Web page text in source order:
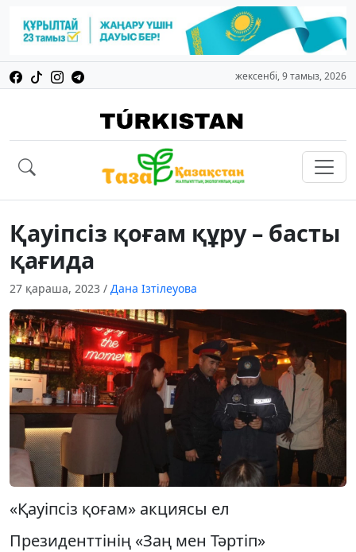
жексенбі, 9 тамыз, 2026
Қауіпсіз қоғам құру – басты
қағида
27 қараша, 2023 / Дана Ізтілеуова
«Қауіпсіз қоғам» акциясы ел
Президенттінің «Заң мен Тәртіп»